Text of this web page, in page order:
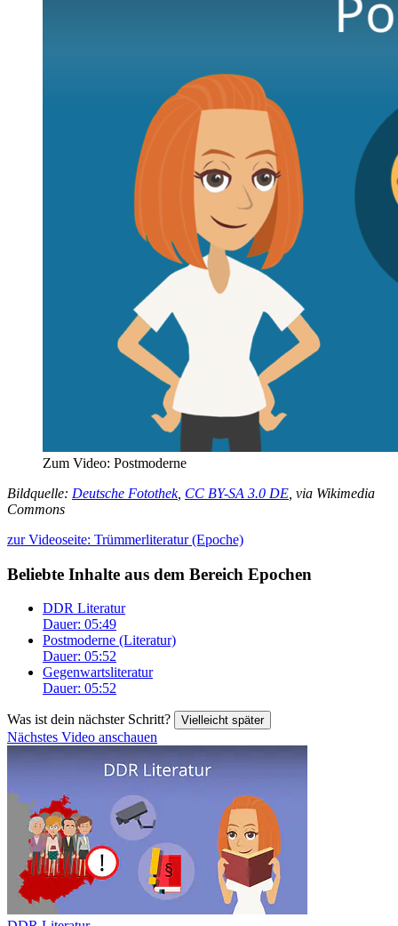
Zum Video: Postmoderne
Bildquelle: Deutsche Fotothek‎, CC BY-SA 3.0 DE , via Wikimedia
Commons
zur Videoseite: Trümmerliteratur (Epoche)
Beliebte Inhalte aus dem Bereich Epochen
DDR Literatur
Dauer: 05:49
Postmoderne (Literatur)
Dauer: 05:52
Gegenwartsliteratur
Dauer: 05:52
Was ist dein nächster Schritt? Vielleicht später
Nächstes Video anschauen